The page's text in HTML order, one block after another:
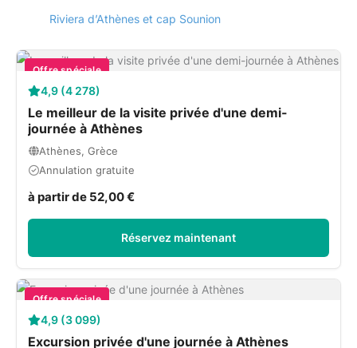
Riviera d’Athènes et cap Sounion
Offre spéciale
4,9 (4 278)
Le meilleur de la visite privée d'une demi-
journée à Athènes
Athènes, Grèce
Annulation gratuite
à partir de 52,00 €
Réservez maintenant
Offre spéciale
4,9 (3 099)
Excursion privée d'une journée à Athènes